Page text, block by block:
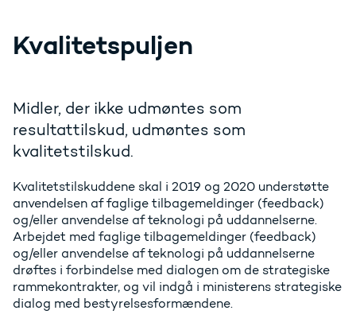
Kvalitetspuljen
Midler, der ikke udmøntes som
resultattilskud, udmøntes som
kvalitetstilskud.
Kvalitetstilskuddene skal i 2019 og 2020 understøtte
anvendelsen af faglige tilbagemeldinger (feedback)
og/eller anvendelse af teknologi på uddannelserne.
Arbejdet med faglige tilbagemeldinger (feedback)
og/eller anvendelse af teknologi på uddannelserne
drøftes i forbindelse med dialogen om de strategiske
rammekontrakter, og vil indgå i ministerens strategiske
dialog med bestyrelsesformændene.